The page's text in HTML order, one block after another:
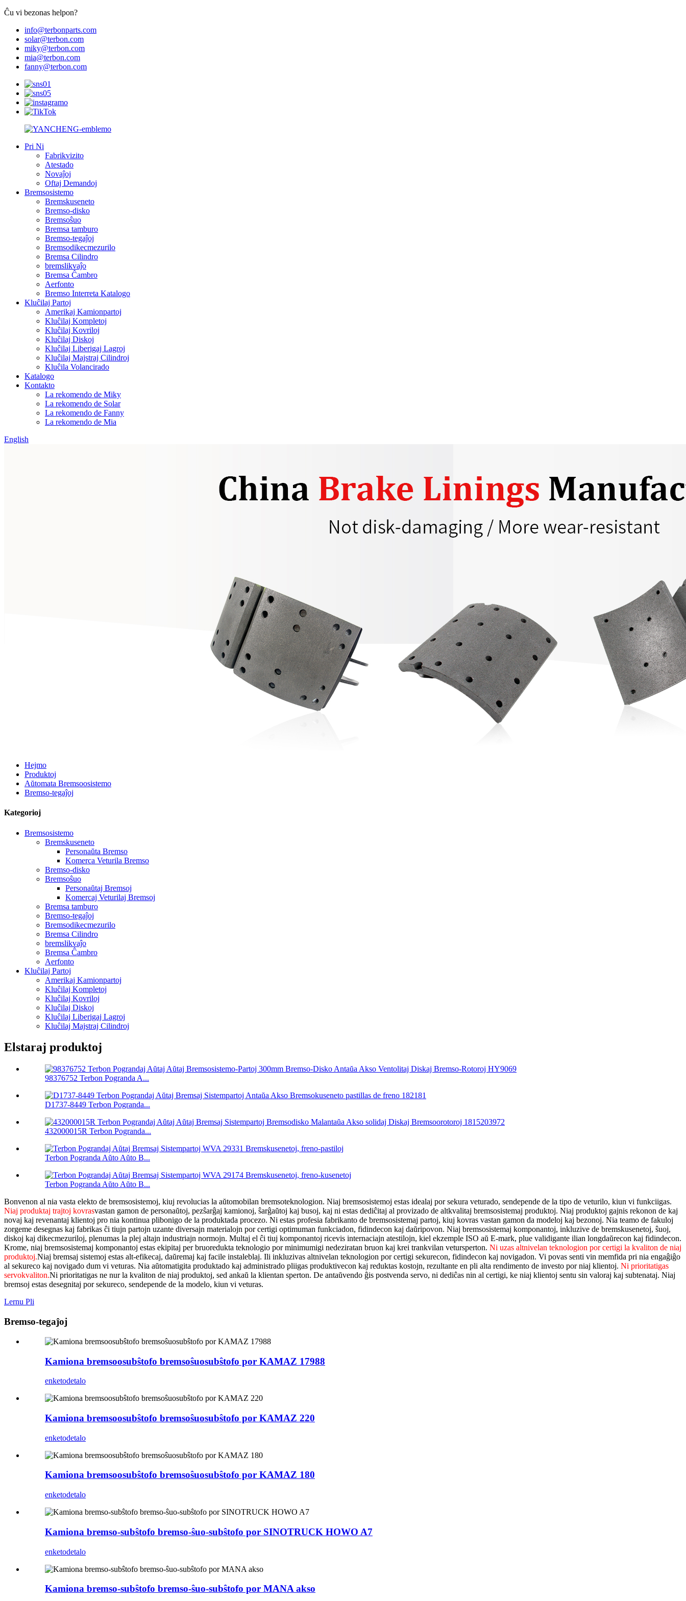
Ĉu vi bezonas helpon?
info@terbonparts.com
solar@terbon.com
miky@terbon.com
mia@terbon.com
fanny@terbon.com
Pri Ni
Fabrikvizito
Atestado
Novaĵoj
Oftaj Demandoj
Bremsosistemo
Bremskuseneto
Bremso-disko
Bremsoŝuo
Bremsa tamburo
Bremso-tegaĵoj
Bremsodikecmezurilo
Bremsa Cilindro
bremslikvaĵo
Bremsa Ĉambro
Aerfonto
Bremso Interreta Katalogo
Kluĉilaj Partoj
Amerikaj Kamionpartoj
Kluĉilaj Kompletoj
Kluĉilaj Kovriloj
Kluĉilaj Diskoj
Kluĉilaj Liberigaj Lagroj
Kluĉilaj Majstraj Cilindroj
Kluĉila Volancirado
Katalogo
Kontakto
La rekomendo de Miky
La rekomendo de Solar
La rekomendo de Fanny
La rekomendo de Mia
English
Hejmo
Produktoj
Aŭtomata Bremsoosistemo
Bremso-tegaĵoj
Kategorioj
Bremsosistemo
Bremskuseneto
Personaŭta Bremso
Komerca Veturila Bremso
Bremso-disko
Bremsoŝuo
Personaŭtaj Bremsoj
Komercaj Veturilaj Bremsoj
Bremsa tamburo
Bremso-tegaĵoj
Bremsodikecmezurilo
Bremsa Cilindro
bremslikvaĵo
Bremsa Ĉambro
Aerfonto
Kluĉilaj Partoj
Amerikaj Kamionpartoj
Kluĉilaj Kompletoj
Kluĉilaj Kovriloj
Kluĉilaj Diskoj
Kluĉilaj Liberigaj Lagroj
Kluĉilaj Majstraj Cilindroj
Elstaraj produktoj
98376752 Terbon Pogranda A...
D1737-8449 Terbon Pogranda...
432000015R Terbon Pogranda...
Terbon Pogranda Aŭto Aŭto B...
Terbon Pogranda Aŭto Aŭto B...
Bonvenon al nia vasta elekto de bremsosistemoj, kiuj revolucias la aŭtomobilan bremsoteknologion. Niaj bremsosistemoj estas idealaj por sekura veturado, sendepende de la tipo de veturilo, kiun vi funkciigas.
Niaj produktaj trajtoj kovrasvastan gamon de personaŭtoj, pezŝarĝaj kamionoj, ŝarĝaŭtoj kaj busoj, kaj ni estas dediĉitaj al provizado de altkvalitaj bremsosistemaj produktoj. Niaj produktoj gajnis rekonon de kaj
novaj kaj revenantaj klientoj pro nia kontinua plibonigo de la produktada procezo. Ni estas profesia fabrikanto de bremsosistemaj partoj, kiuj kovras vastan gamon da modeloj kaj bezonoj. Nia teamo de fakuloj
zorgeme desegnas kaj fabrikas ĉi tiujn partojn uzante diversajn materialojn por certigi optimuman funkciadon, fidindecon kaj daŭripovon. Niaj bremsosistemaj komponantoj, inkluzive de bremskusenetoj, ŝuoj,
diskoj kaj dikecmezuriloj, plenumas la plej altajn industriajn normojn. Multaj el ĉi tiuj komponantoj ricevis internaciajn atestilojn, kiel ekzemple ISO aŭ E-mark, plue validigante ilian longdaŭrecon kaj fidindecon.
Krome, niaj bremsosistemaj komponantoj estas ekipitaj per bruoredukta teknologio por minimumigi nedeziratan bruon kaj krei trankvilan vetursperton. Ni uzas altnivelan teknologion por certigi la kvaliton de niaj
produktoj.Niaj bremsaj sistemoj estas alt-efikecaj, daŭremaj kaj facile instaleblaj. Ili inkluzivas altnivelan teknologion por certigi sekurecon, fidindecon kaj novigadon. Vi povas senti vin memfida pri nia engaĝiĝo
al sekureco kaj novigado dum vi veturas. Nia aŭtomatigita produktado kaj administrado pliigas produktivecon kaj reduktas kostojn, rezultante en pli alta rendimento de investo por niaj klientoj. Ni prioritatigas
servokvaliton.Ni prioritatigas ne nur la kvaliton de niaj produktoj, sed ankaŭ la klientan sperton. De antaŭvendo ĝis postvenda servo, ni dediĉas nin al certigi, ke niaj klientoj sentu sin valoraj kaj subtenataj. Niaj
bremsoj estas desegnitaj por sekureco, sendepende de la modelo, kiun vi veturas.
Lernu Pli
Bremso-tegaĵoj
Kamiona bremsoosubŝtofo bremsoŝuosubŝtofo por KAMAZ 17988
enketodetalo
Kamiona bremsoosubŝtofo bremsoŝuosubŝtofo por KAMAZ 220
enketodetalo
Kamiona bremsoosubŝtofo bremsoŝuosubŝtofo por KAMAZ 180
enketodetalo
Kamiona bremso-subŝtofo bremso-ŝuo-subŝtofo por SINOTRUCK HOWO A7
enketodetalo
Kamiona bremso-subŝtofo bremso-ŝuo-subŝtofo por MANA akso